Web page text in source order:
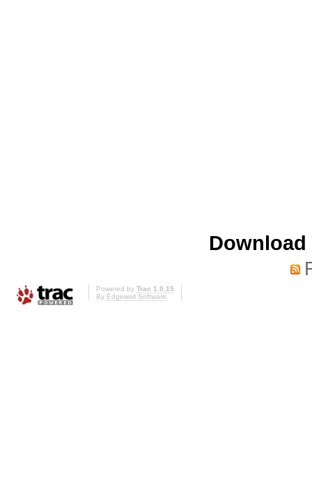
Powered by Trac 1.0.15
By Edgewall Software